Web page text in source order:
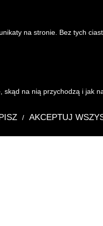
na stronie. Bez tych
na nią przychodzą i jak
/ AKCEPTUJ